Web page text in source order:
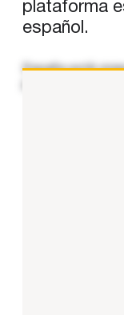
plataforma
español.
España está